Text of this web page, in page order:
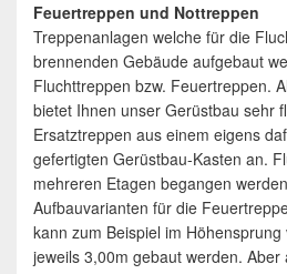
Feuertreppen und Nottreppen
Treppenanlagen welche für die
brennenden Gebäude aufgebaut
Fluchttreppen bzw. Feuertreppen.
bietet Ihnen unser Gerüstbau sehr
Ersatztreppen aus einem eigens
gefertigten Gerüstbau-Kasten an.
mehreren Etagen begangen
Aufbauvarianten für die
kann zum Beispiel im
jeweils 3,00m gebaut werden.